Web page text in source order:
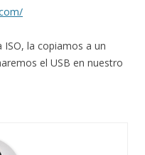
la copiamos a un
el USB en nuestro